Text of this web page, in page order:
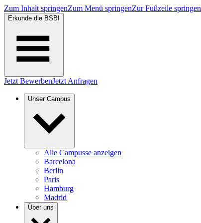
Zum Inhalt springenZum Menü springenZur Fußzeile springen
Erkunde die BSBI
Jetzt BewerbenJetzt Anfragen
Unser Campus
Alle Campusse anzeigen
Barcelona
Berlin
Paris
Hamburg
Madrid
Über uns